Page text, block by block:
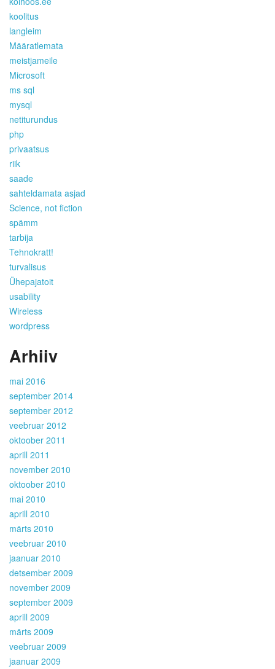
koolitus
langleim
Määratlemata
meistjameile
Microsoft
ms sql
mysql
netiturundus
php
privaatsus
riik
saade
sahteldamata asjad
Science, not fiction
spämm
tarbija
Tehnokratt!
turvalisus
Ühepajatoit
usability
Wireless
wordpress
Arhiiv
mai 2016
september 2014
september 2012
veebruar 2012
oktoober 2011
aprill 2011
november 2010
oktoober 2010
mai 2010
aprill 2010
märts 2010
veebruar 2010
jaanuar 2010
detsember 2009
november 2009
september 2009
aprill 2009
märts 2009
veebruar 2009
jaanuar 2009